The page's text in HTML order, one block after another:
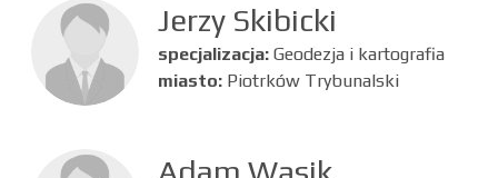
Jerzy Skibicki
specjalizacja: Geodezja i kartografia
miasto: Piotrków Trybunalski